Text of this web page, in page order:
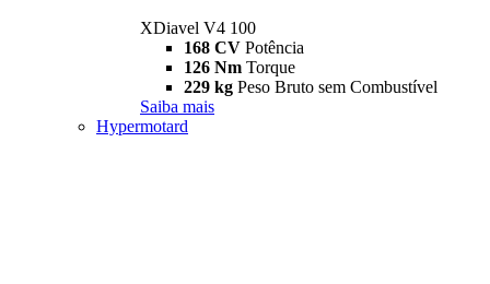
XDiavel V4 100
168 CV Potência
126 Nm Torque
229 kg Peso Bruto sem Combustível
Saiba mais
Hypermotard